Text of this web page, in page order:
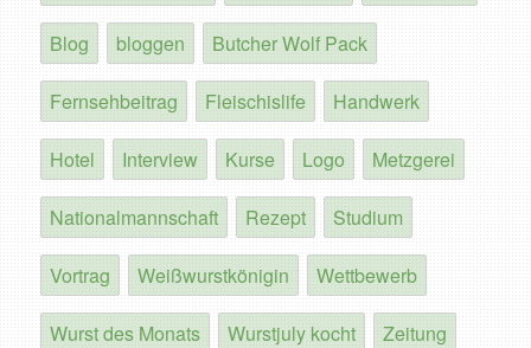
Blog bloggen Butcher Wolf Pack
Fernsehbeitrag Fleischislife Handwerk
Hotel Interview Kurse Logo Metzgerei
Nationalmannschaft Rezept Studium
Vortrag Weißwurstkönigin Wettbewerb
Wurst des Monats Wurstjuly kocht Zeitung